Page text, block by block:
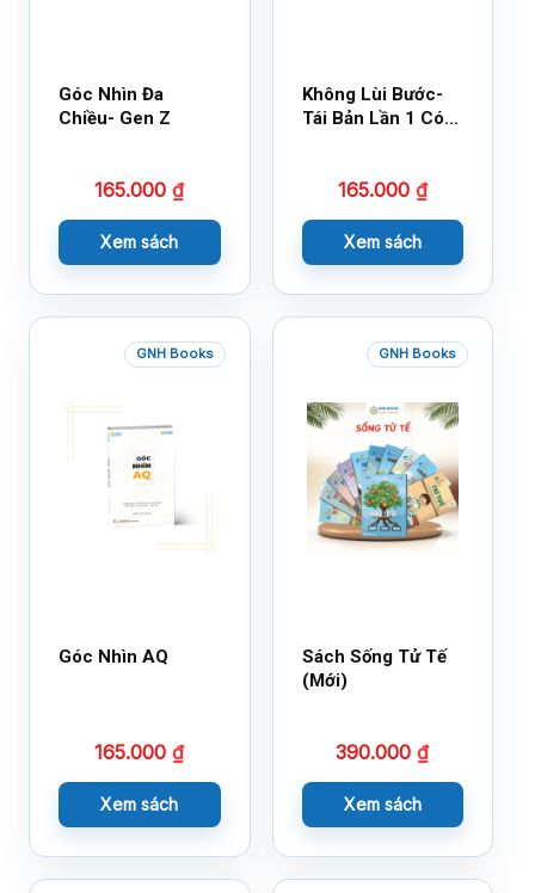
Góc Nhìn Đa
Chiều- Gen Z
165.000₫
Xem sách
Không Lùi Bước-
Tái Bản Lần 1 Có
165.000 ₫
Xem sách
GNH Books
Góc Nhìn AQ
165.000₫
Xem sách
GNH Books
Sách Sống Tử Tế
(Mới)
390.000₫
Xem sách